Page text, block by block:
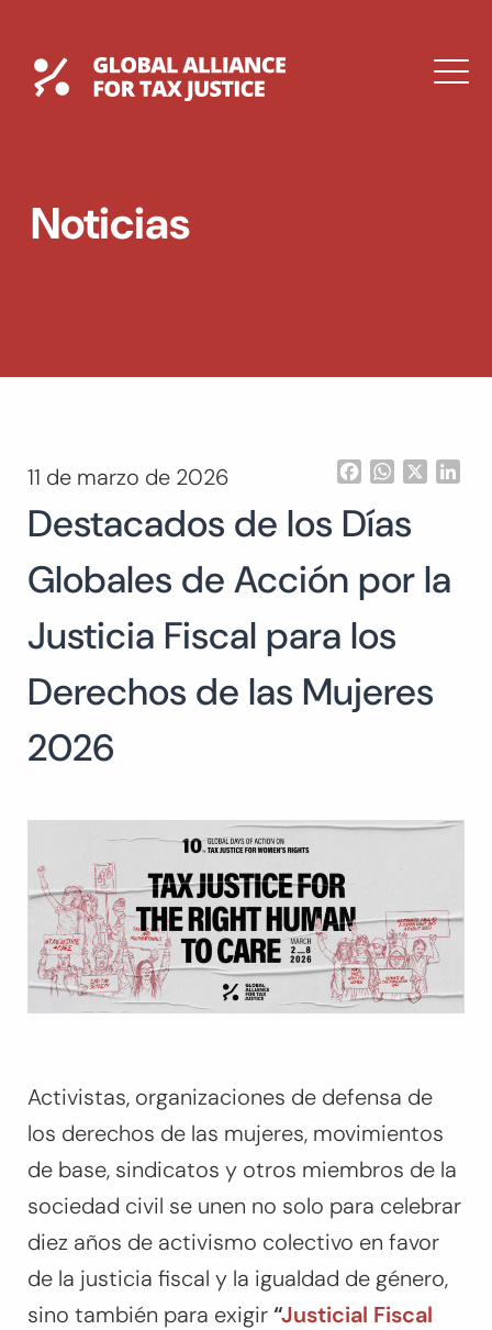
contenidoGlobal Tax Justice
DROPDOWN
Buscar:
BUSCAR
Noticias
11 de marzo de 2026 FacebookWhatsApp
Destacados de los Días
Globales de Acción por la
Justicia Fiscal para los
Derechos de las Mujeres
2026
Activistas, organizaciones de defensa de
los derechos de las mujeres, movimientos
de base, sindicatos y otros miembros de la
sociedad civil se unen no solo para celebrar
diez años de activismo colectivo en favor
de la justicia fiscal y la igualdad de género,
sino también para exigir“Justicial Fiscal